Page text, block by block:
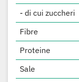
- di cui zuccheri
Fibre
Proteine
Sale